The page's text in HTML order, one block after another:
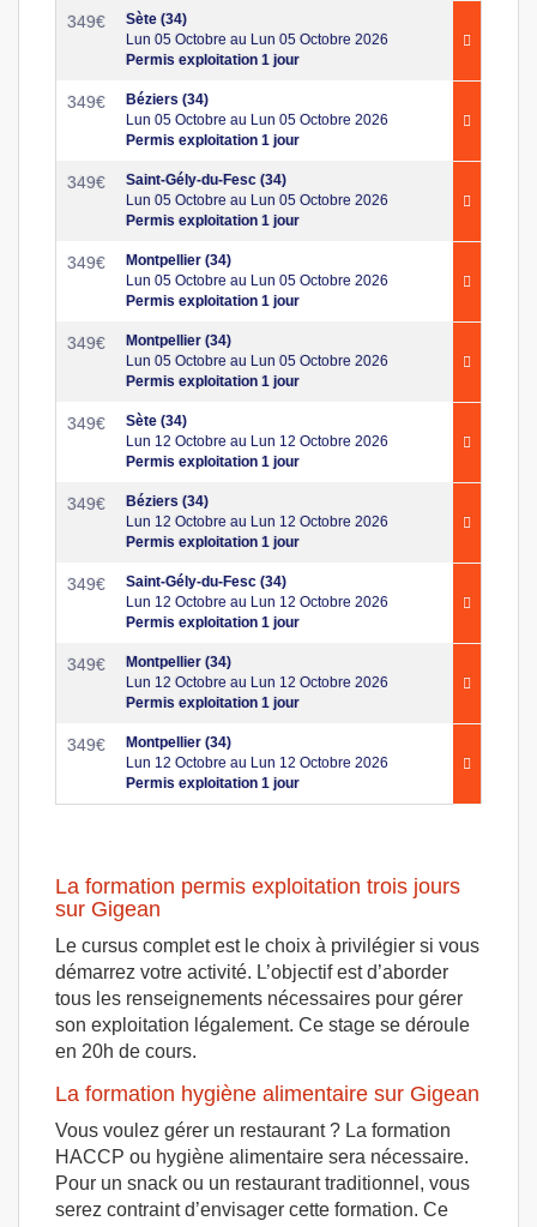
349€
Sète (34)
Lun 05 Octobre au Lun 05 Octobre 2026
Permis exploitation 1 jour
349€
Béziers (34)
Lun 05 Octobre au Lun 05 Octobre 2026
Permis exploitation 1 jour
349€
Saint-Gély-du-Fesc (34)
Lun 05 Octobre au Lun 05 Octobre 2026
Permis exploitation 1 jour
349€
Montpellier (34)
Lun 05 Octobre au Lun 05 Octobre 2026
Permis exploitation 1 jour
349€
Montpellier (34)
Lun 05 Octobre au Lun 05 Octobre 2026
Permis exploitation 1 jour
349€
Sète (34)
Lun 12 Octobre au Lun 12 Octobre 2026
Permis exploitation 1 jour
349€
Béziers (34)
Lun 12 Octobre au Lun 12 Octobre 2026
Permis exploitation 1 jour
349€
Saint-Gély-du-Fesc (34)
Lun 12 Octobre au Lun 12 Octobre 2026
Permis exploitation 1 jour
349€
Montpellier (34)
Lun 12 Octobre au Lun 12 Octobre 2026
Permis exploitation 1 jour
349€
Montpellier (34)
Lun 12 Octobre au Lun 12 Octobre 2026
Permis exploitation 1 jour
La formation permis exploitation trois jours
sur Gigean
Le cursus complet est le choix à privilégier si vous
démarrez votre activité. L’objectif est d’aborder
tous les renseignements nécessaires pour gérer
son exploitation légalement. Ce stage se déroule
en 20h de cours.
La formation hygiène alimentaire sur Gigean
Vous voulez gérer un restaurant ? La formation
HACCP ou hygiène alimentaire sera nécessaire.
Pour un snack ou un restaurant traditionnel, vous
serez contraint d’envisager cette formation. Ce